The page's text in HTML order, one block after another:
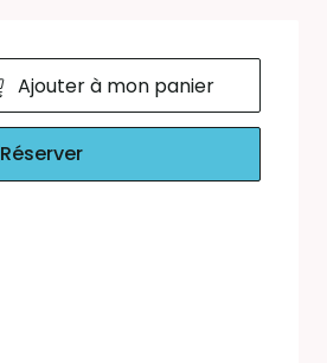
Ajouter à mon panier
Réserver